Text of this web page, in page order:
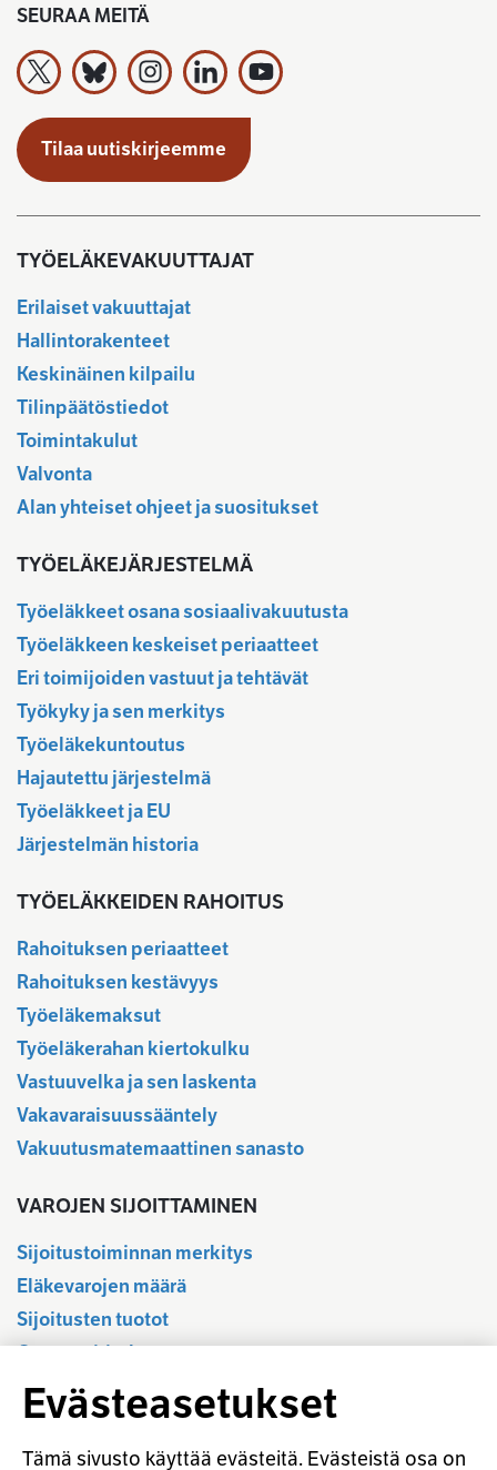
SEURAA MEITÄ
Työeläkevakuuttajat TELA ry X:ssä
Työeläkevakuuttajat TELA ry Bluesky:ssa
Työeläkevakuuttajat TELA ry
Työeläkevakuuttajat TELA ry
Työeläkevakuuttajat TELA ry
Tilaa uutiskirjeemme
TYÖELÄKEVAKUUTTAJAT
Erilaiset vakuuttajat
Hallintorakenteet
Keskinäinen kilpailu
Tilinpäätöstiedot
Toimintakulut
Valvonta
Alan yhteiset ohjeet ja suositukset
TYÖELÄKEJÄRJESTELMÄ
Työeläkkeet osana sosiaalivakuutusta
Työeläkkeen keskeiset periaatteet
Eri toimijoiden vastuut ja tehtävät
Työkyky ja sen merkitys
Työeläkekuntoutus
Hajautettu järjestelmä
Työeläkkeet ja EU
Järjestelmän historia
TYÖELÄKKEIDEN RAHOITUS
Rahoituksen periaatteet
Rahoituksen kestävyys
Työeläkemaksut
Työeläkerahan kiertokulku
Vastuuvelka ja sen laskenta
Vakavaraisuussääntely
Vakuutusmatemaattinen sanasto
VAROJEN SIJOITTAMINEN
Sijoitustoiminnan merkitys
Eläkevarojen määrä
Sijoitusten tuotot
Osavuositiedot
Tilastotietokanta
Sijoitustoiminnan sääntely
Vastuullinen sijoittaminen
Evästeasetukset
Tämä sivusto käyttää evästeitä. Evästeistä osa on